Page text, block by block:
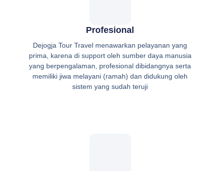
Profesional
Dejogja Tour Travel menawarkan pelayanan yang
prima, karena di support oleh sumber daya manusia
yang berpengalaman, profesional dibidangnya serta
memiliki jiwa melayani (ramah) dan didukung oleh
sistem yang sudah teruji